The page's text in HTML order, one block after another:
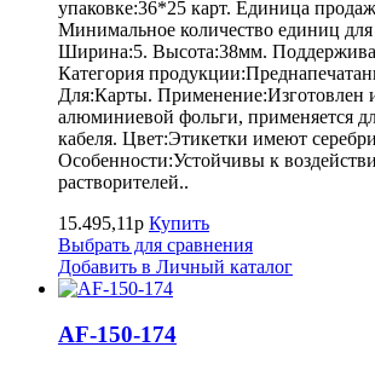
упаковке:36*25 карт. Единица
Минимальное количество единиц
Ширина:5. Высота:38мм.
Категория
Для:Карты. Применение:Изготовлен
алюминиевой фольги, применяется
кабеля. Цвет:Этикетки имеют
Особенности:Устойчивы к
растворителей..
15.495,11р Купить
Выбрать для сравнения
Добавить в Личный каталог
AF-150-174